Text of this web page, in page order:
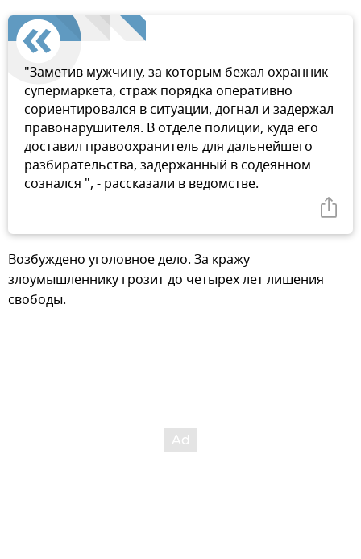
"Заметив мужчину, за которым бежал охранник
супермаркета, страж порядка оперативно
сориентировался в ситуации, догнал и задержал
правонарушителя. В отделе полиции, куда его
доставил правоохранитель для дальнейшего
разбирательства, задержанный в содеянном
сознался ", - рассказали в ведомстве.
Возбуждено уголовное дело. За кражу
злоумышленнику грозит до четырех лет лишения
свободы.